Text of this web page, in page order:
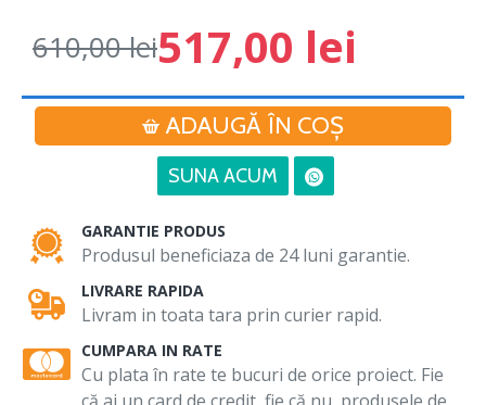
517,00 lei
610,00 lei
ADAUGĂ ÎN COŞ
SUNA ACUM
GARANTIE PRODUS
Produsul beneficiaza de 24 luni garantie.
LIVRARE RAPIDA
Livram in toata tara prin curier rapid.
CUMPARA IN RATE
Cu plata în rate te bucuri de orice proiect. Fie